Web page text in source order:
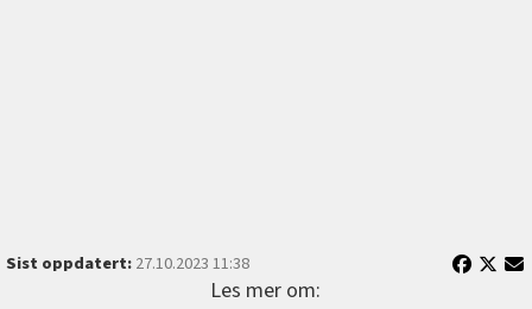
Sist oppdatert:27.10.2023 11:38
Les mer om: